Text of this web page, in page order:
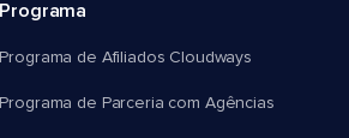
Programa
Programa de Afiliados Cloudways
Programa de Parceria com Agências